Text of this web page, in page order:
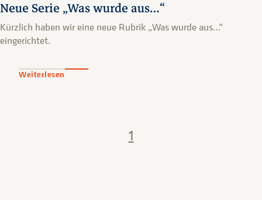
Neue Serie „Was wurde aus…“
Kürzlich haben wir eine neue Rubrik „Was wurde aus…“
eingerichtet.
Weiterlesen
1